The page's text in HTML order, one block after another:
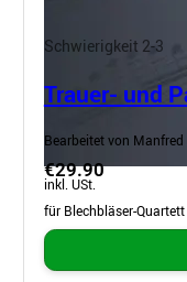
Schwierigkeit 2-3
Trauer- und
Bearbeitet von
€29.90
inkl. USt.
für Blechbläser-Quartett